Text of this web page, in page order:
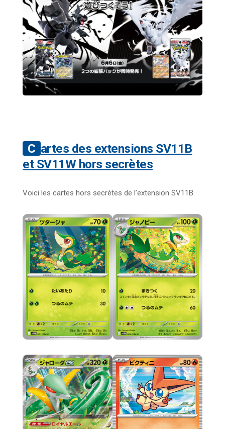
Cartes des extensions SV11B
et SV11W hors secrètes
Voici les cartes hors secrètes de l’extension SV11B.